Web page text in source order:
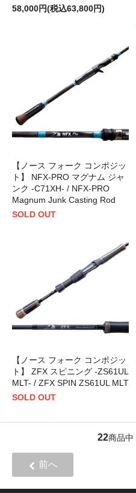
58,000円(税込63,800円)
【ノース フォーク コンポジッ
ト】 NFX-PRO マグナム ジャ
ンク -C71XH- / NFX-PRO
Magnum Junk Casting Rod
SOLD OUT
【ノース フォーク コンポジッ
ト】 ZFX スピニング -ZS61UL
MLT- / ZFX SPIN ZS61UL MLT
SOLD OUT
22商品中
前へ